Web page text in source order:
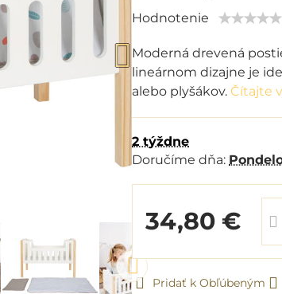
Hodnotenie
Moderná drevená
lineárnom dizajne je
alebo plyšákov. Čítajte
2 týždne
Doručíme dňa:
34,80 €
Pridať k Obľúbeným